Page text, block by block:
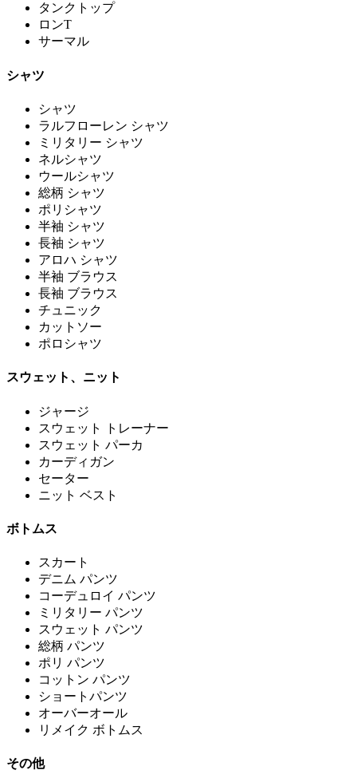
タンクトップ
ロンT
サーマル
シャツ
シャツ
ラルフローレン シャツ
ミリタリー シャツ
ネルシャツ
ウールシャツ
総柄 シャツ
ポリシャツ
半袖 シャツ
長袖 シャツ
アロハ シャツ
半袖 ブラウス
長袖 ブラウス
チュニック
カットソー
ポロシャツ
スウェット、ニット
ジャージ
スウェット トレーナー
スウェット パーカ
カーディガン
セーター
ニット ベスト
ボトムス
スカート
デニム パンツ
コーデュロイ パンツ
ミリタリー パンツ
スウェット パンツ
総柄 パンツ
ポリ パンツ
コットン パンツ
ショートパンツ
オーバーオール
リメイク ボトムス
その他